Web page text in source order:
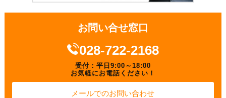
お問い合せ窓口
028-722-2168
受付：平日9:00～18:00
お気軽にお電話ください！
メールでのお問い合わせ